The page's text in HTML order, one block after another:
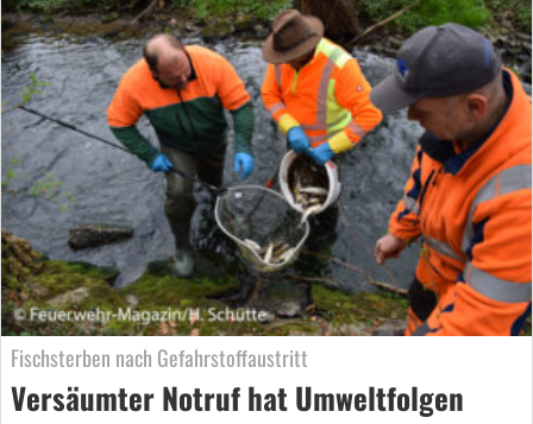
Fischsterben nach Gefahrstoffaustritt
Versäumter Notruf hat Umweltfolgen